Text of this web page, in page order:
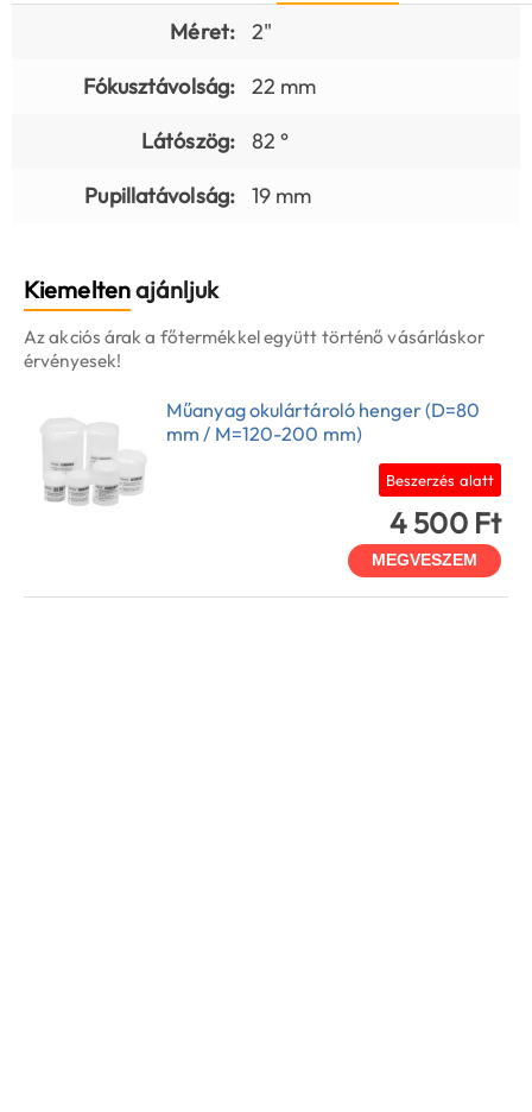
Méret:
2"
Fókusztávolság:
22 mm
Látószög:
82 °
Pupillatávolság:
19 mm
Kiemeltenajánljuk
Az akciós árak a főtermékkel együtt történő vásárláskor
érvényesek!
Műanyag okulártároló henger (D=80
mm / M=120-200 mm)
Beszerzés alatt
4 500 Ft
MEGVESZEM